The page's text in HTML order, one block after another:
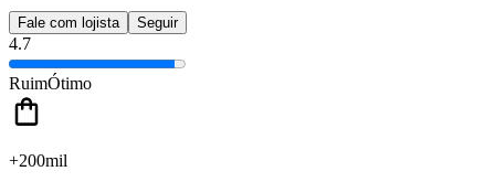
Fale com lojista Seguir
4.7
RuimÓtimo
+200mil